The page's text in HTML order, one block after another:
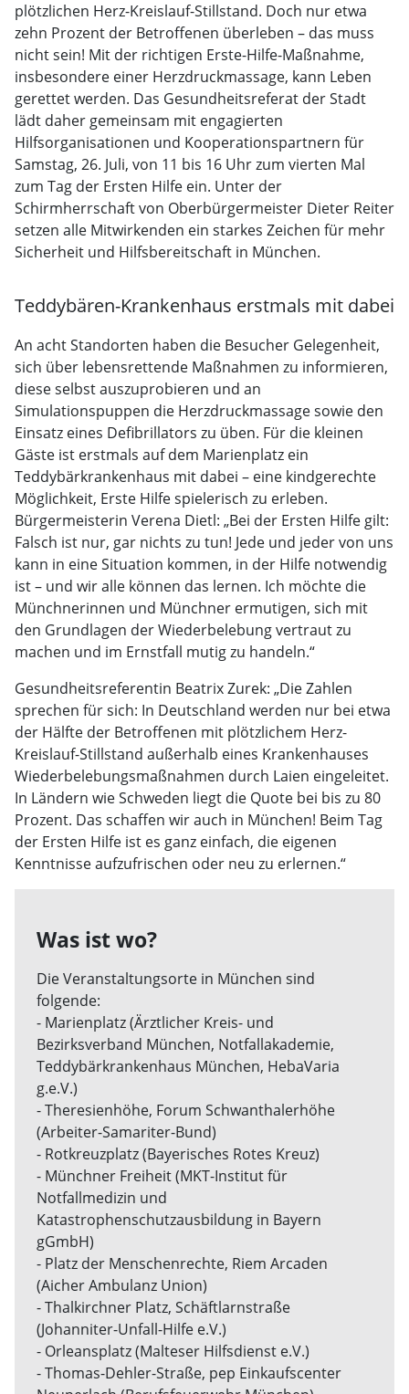
plötzlichen Herz-Kreislauf-Stillstand. Doch nur etwa
zehn Prozent der Betroffenen überleben – das muss
nicht sein! Mit der richtigen Erste-Hilfe-Maßnahme,
insbesondere einer Herzdruckmassage, kann Leben
gerettet werden. Das Gesundheitsreferat der Stadt
lädt daher gemeinsam mit engagierten
Hilfsorganisationen und Kooperationspartnern für
Samstag, 26. Juli, von 11 bis 16 Uhr zum vierten Mal
zum Tag der Ersten Hilfe ein. Unter der
Schirmherrschaft von Oberbürgermeister Dieter Reiter
setzen alle Mitwirkenden ein starkes Zeichen für mehr
Sicherheit und Hilfsbereitschaft in München.
Teddybären-Krankenhaus erstmals mit dabei
An acht Standorten haben die Besucher Gelegenheit,
sich über lebensrettende Maßnahmen zu informieren,
diese selbst auszuprobieren und an
Simulationspuppen die Herzdruckmassage sowie den
Einsatz eines Defibrillators zu üben. Für die kleinen
Gäste ist erstmals auf dem Marienplatz ein
Teddybärkrankenhaus mit dabei – eine kindgerechte
Möglichkeit, Erste Hilfe spielerisch zu erleben.
Bürgermeisterin Verena Dietl: „Bei der Ersten Hilfe gilt:
Falsch ist nur, gar nichts zu tun! Jede und jeder von uns
kann in eine Situation kommen, in der Hilfe notwendig
ist – und wir alle können das lernen. Ich möchte die
Münchnerinnen und Münchner ermutigen, sich mit
den Grundlagen der Wiederbelebung vertraut zu
machen und im Ernstfall mutig zu handeln.“
Gesundheitsreferentin Beatrix Zurek: „Die Zahlen
sprechen für sich: In Deutschland werden nur bei etwa
der Hälfte der Betroffenen mit plötzlichem Herz-
Kreislauf-Stillstand außerhalb eines Krankenhauses
Wiederbelebungsmaßnahmen durch Laien eingeleitet.
In Ländern wie Schweden liegt die Quote bei bis zu 80
Prozent. Das schaffen wir auch in München! Beim Tag
der Ersten Hilfe ist es ganz einfach, die eigenen
Kenntnisse aufzufrischen oder neu zu erlernen.“
Was ist wo?
Die Veranstaltungsorte in München sind
folgende:
- Marienplatz (Ärztlicher Kreis- und
Bezirksverband München, Notfallakademie,
Teddybärkrankenhaus München, HebaVaria
g.e.V.)
- Theresienhöhe, Forum Schwanthalerhöhe
(Arbeiter-Samariter-Bund)
- Rotkreuzplatz (Bayerisches Rotes Kreuz)
- Münchner Freiheit (MKT-Institut für
Notfallmedizin und
Katastrophenschutzausbildung in Bayern
gGmbH)
- Platz der Menschenrechte, Riem Arcaden
(Aicher Ambulanz Union)
- Thalkirchner Platz, Schäftlarnstraße
(Johanniter-Unfall-Hilfe e.V.)
- Orleansplatz (Malteser Hilfsdienst e.V.)
- Thomas-Dehler-Straße, pep Einkaufscenter